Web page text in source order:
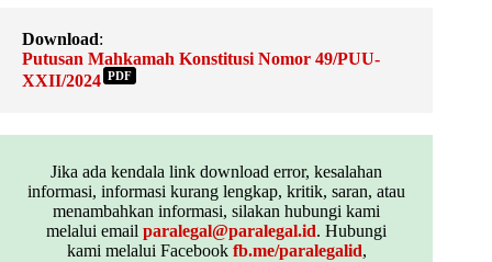
Download:
Putusan Mahkamah Konstitusi Nomor 49/PUU-
XXII/2024 PDF
Jika ada kendala link download error, kesalahan
informasi, informasi kurang lengkap, kritik, saran, atau
menambahkan informasi, silakan hubungi kami
melalui emailparalegal@paralegal.id. Hubungi
kami melalui Facebook fb.me/paralegalid,